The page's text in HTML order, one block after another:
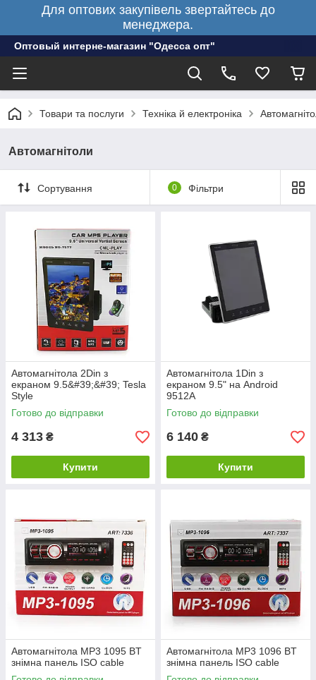
Для оптових закупівель звертайтесь до
менеджера.
Оптовый интерне-магазин "Одесса опт"
Товари та послуги Техніка й електроніка
Автомагнітоли
Сортування 0 Фільтри
Автомагнітола 2Din з
екраном 9.5&#39;&#39; Tesla
Style
Готово до відправки
4 313 ₴
Купити
Автомагнітола 1Din з
екраном 9.5" на Android
9512A
Готово до відправки
6 140 ₴
Купити
Автомагнітола MP3 1095 BT
знімна панель ISO cable
Автомагнітола MP3 1096 BT
знімна панель ISO cable